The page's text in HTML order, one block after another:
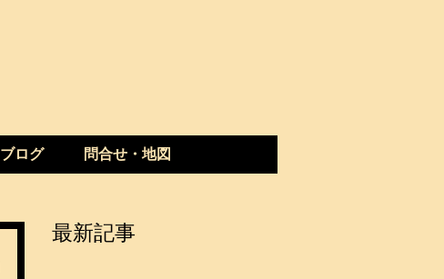
ブログ 問合せ・地図
最新記事